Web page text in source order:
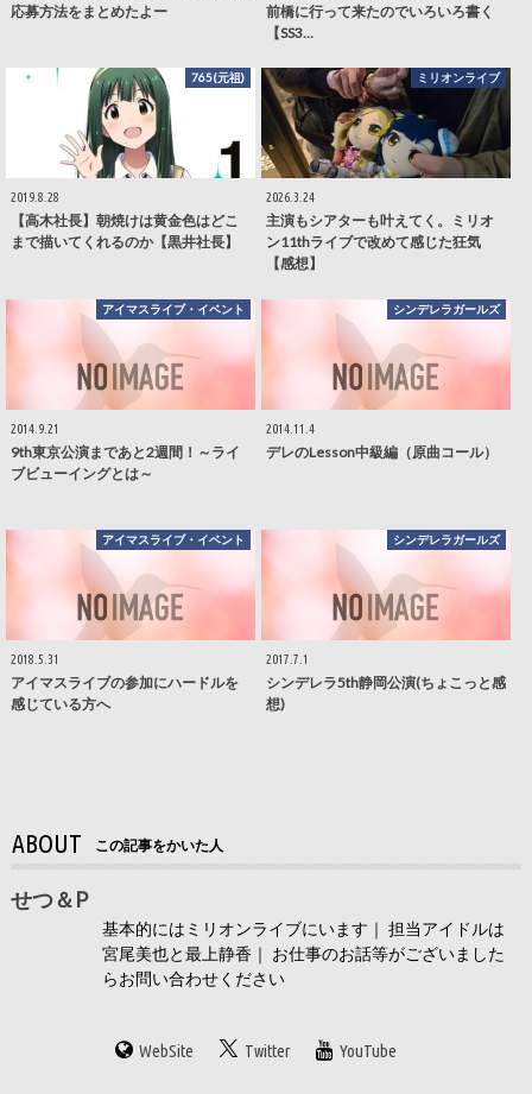
応募方法をまとめたよー
前橋に行って来たのでいろいろ書く
【SS3…
765(元祖)
2019.8.28
【高木社長】朝焼けは黄金色はどこ
まで描いてくれるのか【黒井社長】
ミリオンライブ
2026.3.24
主演もシアターも叶えてく。ミリオ
ン11thライブで改めて感じた狂気
【感想】
アイマスライブ・イベント
2014.9.21
9th東京公演まであと2週間！～ライ
ブビューイングとは～
シンデレラガールズ
2014.11.4
デレのLesson中級編（原曲コール）
アイマスライブ・イベント
2018.5.31
アイマスライブの参加にハードルを
感じている方へ
シンデレラガールズ
2017.7.1
シンデレラ5th静岡公演(ちょこっと感
想)
ABOUT この記事をかいた人
せつ＆P
基本的にはミリオンライブにいます｜ 担当アイドルは
宮尾美也と最上静香｜ お仕事のお話等がございました
らお問い合わせください
WebSite Twitter YouTube